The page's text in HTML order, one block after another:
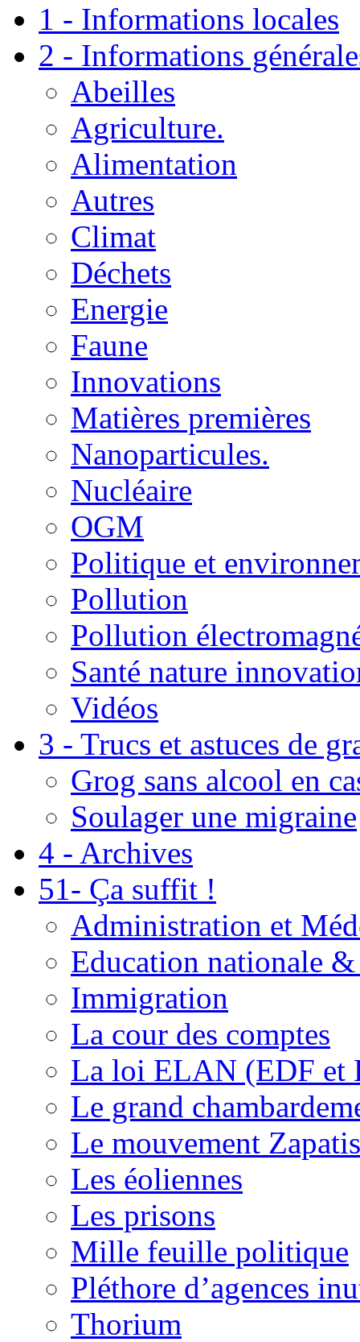
1 - Informations locales
2 - Informations
Abeilles
Agriculture.
Alimentation
Autres
Climat
Déchets
Energie
Faune
Innovations
Matières premières
Nanoparticules.
Nucléaire
OGM
Politique et
Pollution
Pollution
Santé nature
Vidéos
3 - Trucs et astuces de
Grog sans alcool en
Soulager une migraine
4 - Archives
51- Ça suffit !
Administration et
Education nationale
Immigration
La cour des comptes
La loi ELAN (EDF et
Le grand
Le mouvement
Les éoliennes
Les prisons
Mille feuille politique
Pléthore d’agences
Thorium